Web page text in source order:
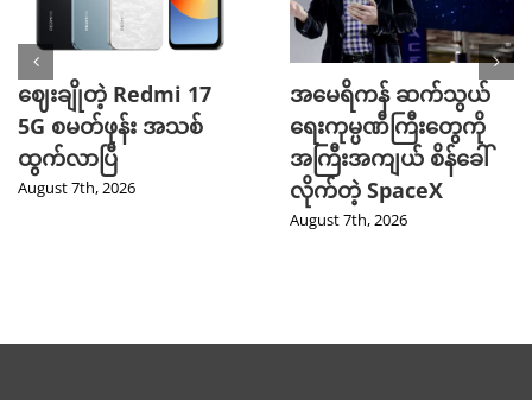
ဈေးချိုတဲ့ Redmi 17
5G စမတ်ဖုန်း အသစ်
ထွက်လာပြီ
August 7th, 2026
အမေရိကန် ဆက်သွယ်
ရေးကုမ္ပဏီကြီးတွေကို
အကြီးအကျယ် စိန်ခေါ်
လိုက်တဲ့ SpaceX
August 7th, 2026